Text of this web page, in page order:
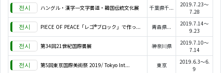
ハングル・漢字一文字書道・韓国伝統文化展 千葉県千...
2019.7.23～
7.28
PIECE OF PEACE「レゴ®ブロック」で作っ... 青森県...
2019.7.14～
9.23
第34回21世紀国際書展 神奈川県
2019.7.10～
7.14
第5回東京国際美術祭 2019/ Tokyo Int... 東京
2019.6.3～6.
9